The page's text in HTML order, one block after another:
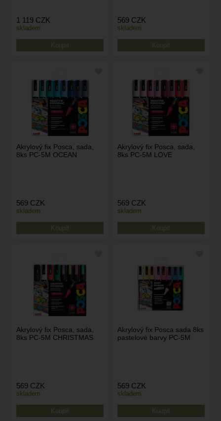
skladem
1 119 CZK
skladem
569 CZK
Akrylový fix Posca, sada,
8ks PC-5M OCEAN
skladem
569 CZK
Akrylový fix Posca, sada,
8ks PC-5M LOVE
skladem
569 CZK
Akrylový fix Posca, sada,
8ks PC-5M CHRISTMAS
skladem
569 CZK
Akrylový fix Posca sada 8ks
pastelové barvy PC-5M
skladem
569 CZK